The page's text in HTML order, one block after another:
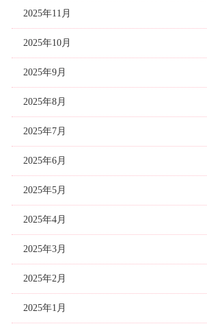
2025年11月
2025年10月
2025年9月
2025年8月
2025年7月
2025年6月
2025年5月
2025年4月
2025年3月
2025年2月
2025年1月